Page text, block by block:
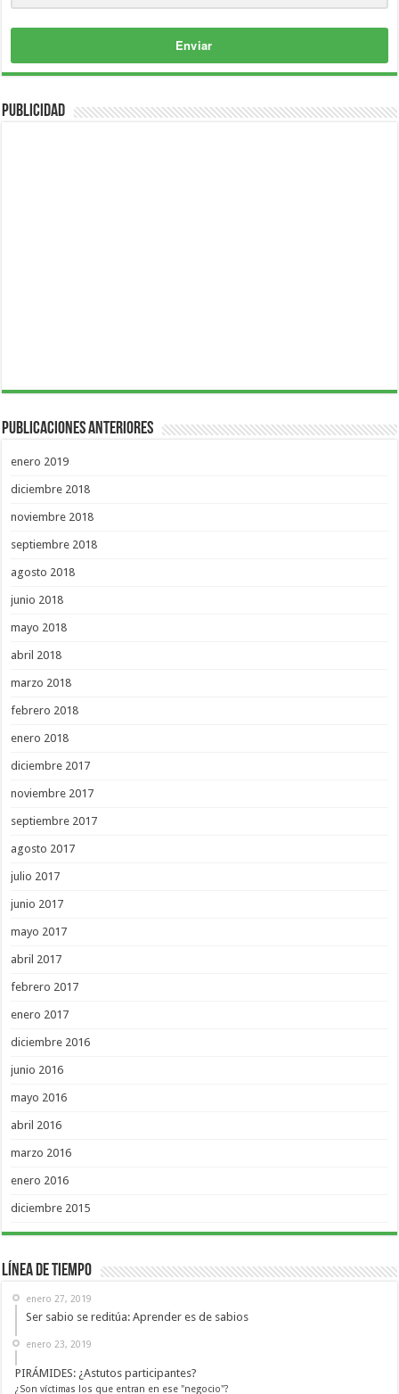
Publicidad
Publicaciones Anteriores
enero 2019
diciembre 2018
noviembre 2018
septiembre 2018
agosto 2018
junio 2018
mayo 2018
abril 2018
marzo 2018
febrero 2018
enero 2018
diciembre 2017
noviembre 2017
septiembre 2017
agosto 2017
julio 2017
junio 2017
mayo 2017
abril 2017
febrero 2017
enero 2017
diciembre 2016
junio 2016
mayo 2016
abril 2016
marzo 2016
enero 2016
diciembre 2015
Línea de Tiempo
enero 27, 2019
Ser sabio se reditúa: Aprender es de sabios
enero 23, 2019
PIRÁMIDES: ¿Astutos participantes?
¿Son víctimas los que entran en ese "negocio"?